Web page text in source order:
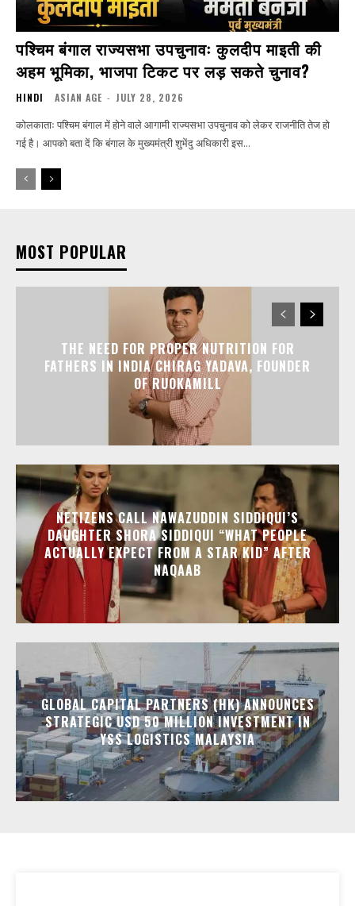
पश्चिम बंगाल राज्यसभा उपचुनावः कुलदीप माइती की
अहम भूमिका, भाजपा टिकट पर लड़ सकते चुनाव?
HINDI ASIAN AGE - JULY 28, 2026
कोलकाताः पश्चिम बंगाल में होने वाले आगामी राज्यसभा उपचुनाव को लेकर राजनीति तेज हो
गई है। आपको बता दें कि बंगाल के मुख्यमंत्री शुभेंदु अधिकारी इस...
MOST POPULAR
THE NEED FOR PROPER NUTRITION FOR
FATHERS IN INDIA CHIRAG YADAVA, FOUNDER
OF RUOKAMILL
NETIZENS CALL NAWAZUDDIN SIDDIQUI’S
DAUGHTER SHORA SIDDIQUI “WHAT PEOPLE
ACTUALLY EXPECT FROM A STAR KID” AFTER
NAQAAB
GLOBAL CAPITAL PARTNERS (HK) ANNOUNCES
STRATEGIC USD 50 MILLION INVESTMENT IN
YSS LOGISTICS MALAYSIA